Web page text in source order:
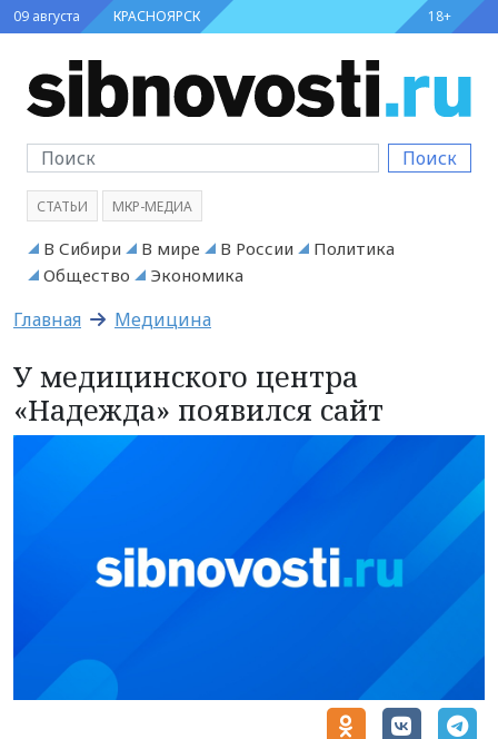
09 августа КРАСНОЯРСК 18+
Поиск
СТАТЬИ МКР-МЕДИА
В Сибири В мире В России
Политика
Общество
Экономика
Главная Медицина
У медицинского центра
«Надежда» появился сайт